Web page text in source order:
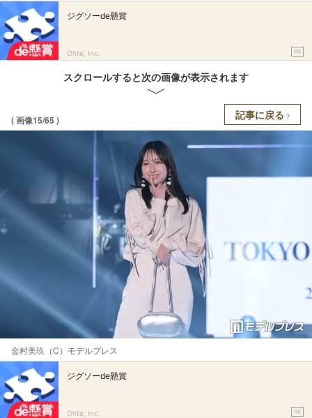
ジグソーde懸賞
Ohte, Inc. PR
スクロールすると次の画像が表示されます
( 画像15/65 ) 記事に戻る
金村美玖（C）モデルプレス
ジグソーde懸賞
Ohte, Inc. PR